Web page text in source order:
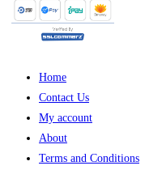
Home
Contact Us
My account
About
Terms and Conditions